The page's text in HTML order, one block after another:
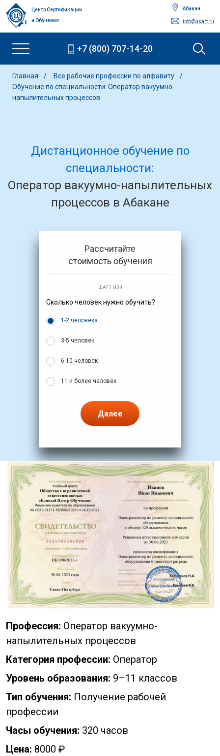
Центр Сертификации
и Обучения
Абакан
info@usart.ru
+7 (800) 707-14-20
Главная
Все рабочие профессии по алфавиту
Обучение по специальности: Оператор вакуумно-
напылительных процессов
Дистанционное обучение по
специальности:
Оператор вакуумно-напылительных
процессов в Абакане
Рассчитайте
стоимость обучения
ШАГ 1 ИЗ 4
Сколько человек нужно обучить?
1-2 человека
3-5 человек
6-10 человек
11 и более человек
Далее
Профессия: Оператор вакуумно-
напылительных процессов
Категория профессии: Оператор
Уровень образования: 9–11 классов
Тип обучения: Получение рабочей
профессии
Часы обучения: 320 часов
Цена: 8000 ₽